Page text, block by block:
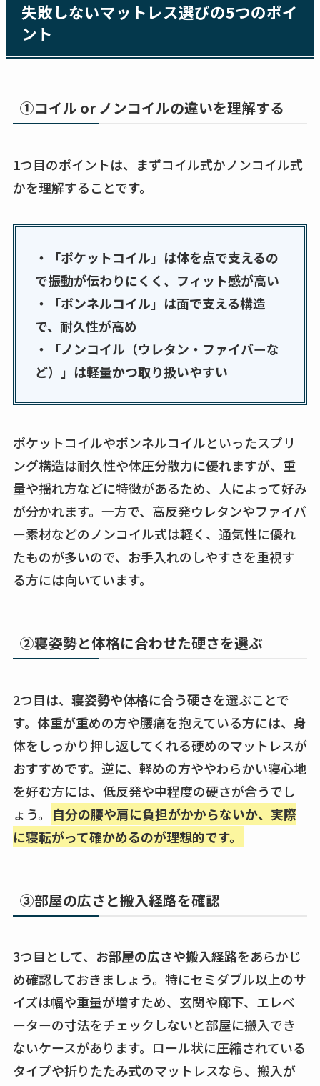
失敗しないマットレス選びの5つのポイ
ント
①コイル or ノンコイルの違いを理解する
1つ目のポイントは、まずコイル式かノンコイル式
かを理解することです。
・「ポケットコイル」は体を点で支えるの
で振動が伝わりにくく、フィット感が高い
・「ボンネルコイル」は面で支える構造
で、耐久性が高め
・「ノンコイル（ウレタン・ファイバーな
ど）」は軽量かつ取り扱いやすい
ポケットコイルやボンネルコイルといったスプリ
ング構造は耐久性や体圧分散力に優れますが、重
量や揺れ方などに特徴があるため、人によって好み
が分かれます。一方で、高反発ウレタンやファイバ
ー素材などのノンコイル式は軽く、通気性に優れ
たものが多いので、お手入れのしやすさを重視す
る方には向いています。
②寝姿勢と体格に合わせた硬さを選ぶ
2つ目は、 寝姿勢や体格に合う硬さを選ぶことで
す。体重が重めの方や腰痛を抱えている方には、身
体をしっかり押し返してくれる硬めのマットレスが
おすすめです。逆に、軽めの方ややわらかい寝心地
を好む方には、低反発や中程度の硬さが合うでし
ょう。
自分の腰や肩に負担がかからないか、実際
に寝転がって確かめるのが理想的です。
③部屋の広さと搬入経路を確認
3つ目として、 お部屋の広さや搬入経路をあらかじ
め確認しておきましょう。特にセミダブル以上のサ
イズは幅や重量が増すため、玄関や廊下、エレベ
ーターの寸法をチェックしないと部屋に搬入でき
ないケースがあります。ロール状に圧縮されている
タイプや折りたたみ式のマットレスなら、搬入が